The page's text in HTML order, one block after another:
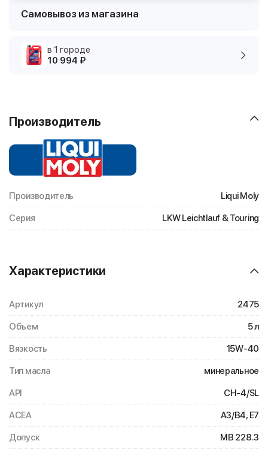
Самовывоз из магазина
в 1 городе
10 994 ₽
Производитель
Производитель Liqui Moly
Серия LKW Leichtlauf & Touring
Характеристики
Артикул 2475
Объем 5 л
Вязкость 15W-40
Тип масла минеральное
API CH-4/SL
ACEA A3/B4, E7
Допуск MB 228.3